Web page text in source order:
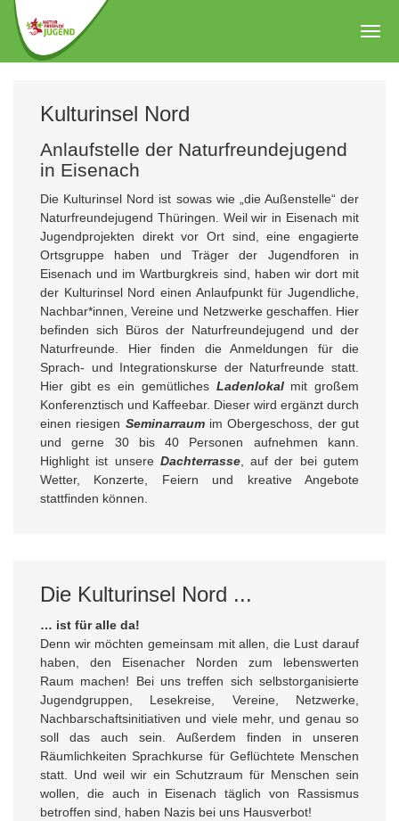
Zum
Hauptinhalt
springen
Kulturinsel Nord
Anlaufstelle der Naturfreundejugend
in Eisenach
Die Kulturinsel Nord ist sowas wie „die Außenstelle“ der
Naturfreundejugend Thüringen. Weil wir in Eisenach mit
Jugendprojekten direkt vor Ort sind, eine engagierte
Ortsgruppe haben und Träger der Jugendforen in
Eisenach und im Wartburgkreis sind, haben wir dort mit
der Kulturinsel Nord einen Anlaufpunkt für Jugendliche,
Nachbar*innen, Vereine und Netzwerke geschaffen. Hier
befinden sich Büros der Naturfreundejugend und der
Naturfreunde. Hier finden die Anmeldungen für die
Sprach- und Integrationskurse der Naturfreunde statt.
Hier gibt es ein gemütliches Ladenlokalmit großem
Konferenztisch und Kaffeebar. Dieser wird ergänzt durch
einen riesigen Seminarraumim Obergeschoss, der gut
und gerne 30 bis 40 Personen aufnehmen kann.
Highlight ist unsere Dachterrasse, auf der bei gutem
Wetter, Konzerte, Feiern und kreative Angebote
stattfinden können.
Die Kulturinsel Nord ...
… ist für alle da!
Denn wir möchten gemeinsam mit allen, die Lust darauf
haben, den Eisenacher Norden zum lebenswerten
Raum machen! Bei uns treffen sich selbstorganisierte
Jugendgruppen, Lesekreise, Vereine, Netzwerke,
Nachbarschaftsinitiativen und viele mehr, und genau so
soll das auch sein. Außerdem finden in unseren
Räumlichkeiten Sprachkurse für Geflüchtete Menschen
statt. Und weil wir ein Schutzraum für Menschen sein
wollen, die auch in Eisenach täglich von Rassismus
betroffen sind, haben Nazis bei uns Hausverbot!